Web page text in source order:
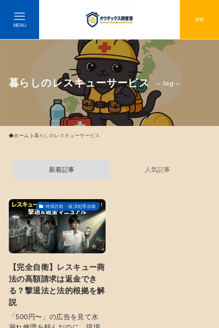
検索
MENU
暮らしのレスキューサービス – tag –
ホーム 暮らしのレスキューサービス
新着記事 人気記事
特殊詐欺・経済犯罪自衛
【完全自衛】レスキュー商
法の高額請求は返金でき
る？撃退法と法的根拠を解
説
「500円〜」の広告を見て水